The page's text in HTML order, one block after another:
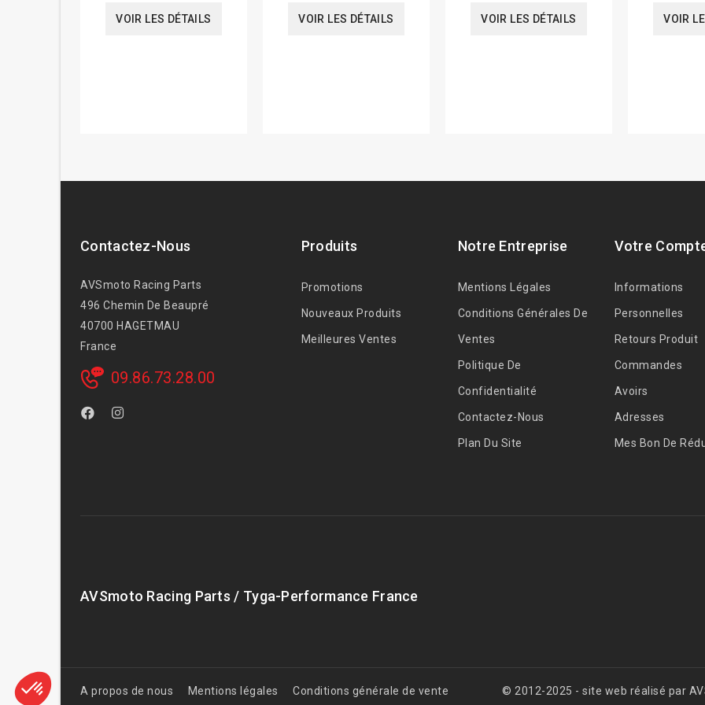
VOIR LES DÉTAILS VOIR LES DÉTAILS VOIR LES DÉTAILS VOIR
Contactez-Nous
AVSmoto Racing Parts
496 Chemin De Beaupré
40700 HAGETMAU
France
09.86.73.28.00
Produits
Promotions
Nouveaux Produits
Meilleures Ventes
Notre Entreprise
Mentions Légales
Conditions Générales De
Ventes
Politique De
Confidentialité
Contactez-Nous
Plan Du Site
Votre
Informations
Personnelles
Retours Produit
Commandes
Avoirs
Adresses
Mes Bon De
AVSmoto Racing Parts / Tyga-Performance France
A propos de nous Mentions légales Conditions générale de vente © 2012-2025 - site web réalisé par